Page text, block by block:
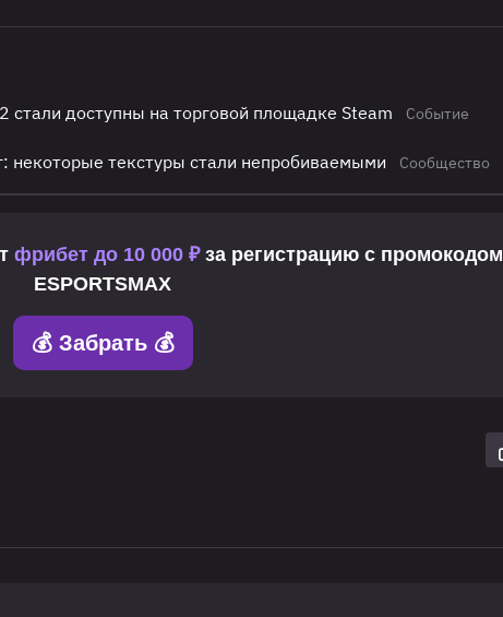
стали доступны на торговой площадке Steam Событие
некоторые текстуры стали непробиваемыми Сообщество
фрибет до 10 000 ₽за регистрацию с промокодом
ESPORTSMAX
💰 Забрать 💰